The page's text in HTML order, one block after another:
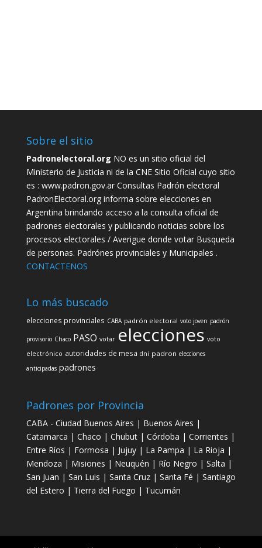
Sobre el sitio
Padronelectoral.org NO es un sitio oficial del
Ministerio de Justicia ni de la CNE Sitio Oficial cuyo sitio
es : www.padron.gov.arConsultas Padrón electoral
PadronElectoral.org informa sobre elecciones en
Argentina brindando acceso a la consulta oficial de
padrones electorales y publicando noticias sobre los
procesos electorales / Averigue donde votar Busqueda
de personas. Padrónes provinciales y Municipales .
CONTACTENOS
Lo más buscado
elecciones provinciales CABA padrón electoral voto joven padrón
provisorio Chaco PASO votar elecciones voto
electrónico autoridades de mesa dni padron elecciones
anticipadas padrones
Padrones por Provincia
CABA - Ciudad Buenos Aires | Buenos Aires |
Catamarca | Chaco | Chubut | Córdoba | Corrientes |
Entre Ríos | Formosa | Jujuy | La Pampa | La Rioja |
Mendoza | Misiones | Neuquén | Río Negro | Salta |
San Juan | San Luis | Santa Cruz | Santa Fé | Santiago
del Estero | Tierra del Fuego | Tucumán